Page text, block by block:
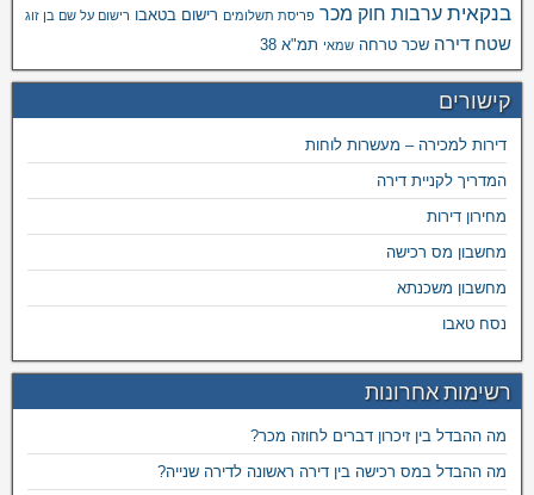
בנקאית ערבות חוק מכר פריסת תשלומים רישום בטאבו רישום על שם בן זוג
שטח דירה שכר טרחה שמאי תמ"א 38
קישורים
דירות למכירה – מעשרות לוחות
המדריך לקניית דירה
מחירון דירות
מחשבון מס רכישה
מחשבון משכנתא
נסח טאבו
רשימות אחרונות
מה ההבדל בין זיכרון דברים לחוזה מכר?
מה ההבדל במס רכישה בין דירה ראשונה לדירה שנייה?